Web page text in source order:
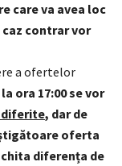
care va avea loc
caz contrar vor
a ofertelor
ora 17:00se vor
diferite, dar de
oferta
diferența de